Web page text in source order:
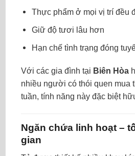
Thực phẩm ở mọi vị trí đều
Giữ độ tươi lâu hơn
Hạn chế tình trạng đóng
Với các gia đình tại Biên Hòa
nhiều người có thói quen mua
tuần, tính năng này đặc biệt
Ngăn chứa linh hoạt –
gian